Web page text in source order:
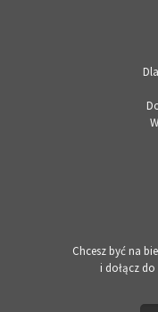
Chcesz być na
i dołącz